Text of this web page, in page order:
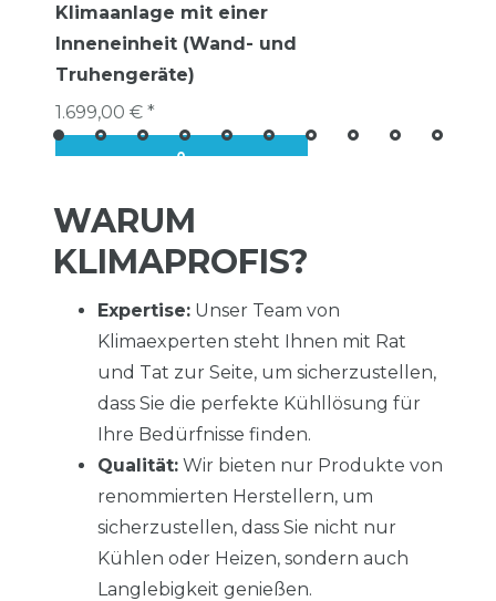
Klimaanlage mit einer
Inneneinheit (Wand- und
Truhengeräte)
1.699,00 € *
WARUM
KLIMAPROFIS?
Expertise: Unser Team von
Klimaexperten steht Ihnen mit Rat
und Tat zur Seite, um sicherzustellen,
dass Sie die perfekte Kühllösung für
Ihre Bedürfnisse finden.
Qualität: Wir bieten nur Produkte von
renommierten Herstellern, um
sicherzustellen, dass Sie nicht nur
Kühlen oder Heizen, sondern auch
Langlebigkeit genießen.